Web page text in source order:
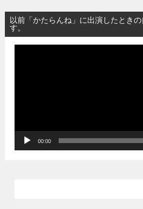
以前「かたらんね」に出演したとき
す。
00:00